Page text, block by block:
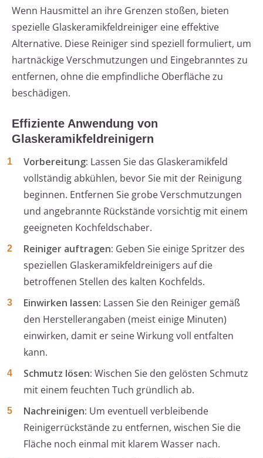
Wenn Hausmittel an ihre Grenzen stoßen, bieten
spezielle Glaskeramikfeldreiniger eine effektive
Alternative. Diese Reiniger sind speziell formuliert, um
hartnäckige Verschmutzungen und Eingebranntes zu
entfernen, ohne die empfindliche Oberfläche zu
beschädigen.
Effiziente Anwendung von
Glaskeramikfeldreinigern
Vorbereitung: Lassen Sie das Glaskeramikfeld
vollständig abkühlen, bevor Sie mit der Reinigung
beginnen. Entfernen Sie grobe Verschmutzungen
und angebrannte Rückstände vorsichtig mit einem
geeigneten Kochfeldschaber.
Reiniger auftragen: Geben Sie einige Spritzer des
speziellen Glaskeramikfeldreinigers auf die
betroffenen Stellen des kalten Kochfelds.
Einwirken lassen: Lassen Sie den Reiniger gemäß
den Herstellerangaben (meist einige Minuten)
einwirken, damit er seine Wirkung voll entfalten
kann.
Schmutz lösen: Wischen Sie den gelösten Schmutz
mit einem feuchten Tuch gründlich ab.
Nachreinigen: Um eventuell verbleibende
Reinigerrückstände zu entfernen, wischen Sie die
Fläche noch einmal mit klarem Wasser nach.